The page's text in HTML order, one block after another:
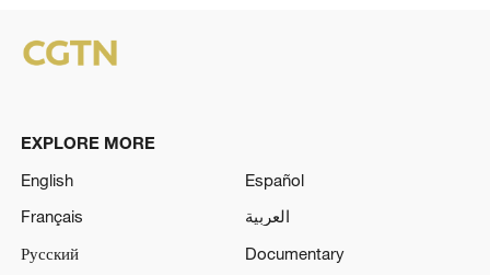
EXPLORE MORE
English
Español
Français
العربية
Русский
Documentary